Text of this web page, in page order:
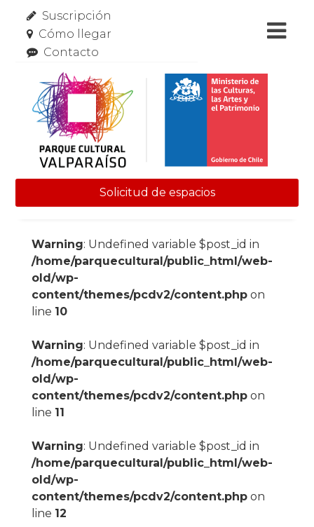
Suscripción
Cómo llegar
Contacto
Solicitud de espacios
Warning: Undefined variable $post_id in
/home/parquecultural/public_html/web-
old/wp-
content/themes/pcdv2/content.phpon
line 10
Warning: Undefined variable $post_id in
/home/parquecultural/public_html/web-
old/wp-
content/themes/pcdv2/content.phpon
line 11
Warning: Undefined variable $post_id in
/home/parquecultural/public_html/web-
old/wp-
content/themes/pcdv2/content.phpon
line 12